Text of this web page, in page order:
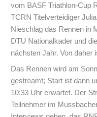
vom BASF Triathlon-Cup
TCRN Titelverteidiger
Nieschlag das Rennen in
DTU Nationalkader und
nächsten Jahr. Von daher
Das Rennen wird am
gestreamt; Start ist dann
10:33 Uhr erwartet. Der
Teilnehmer im